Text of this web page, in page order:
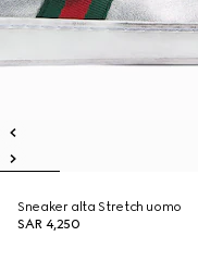
Sneaker alta Stretch uomo
SAR 4,250